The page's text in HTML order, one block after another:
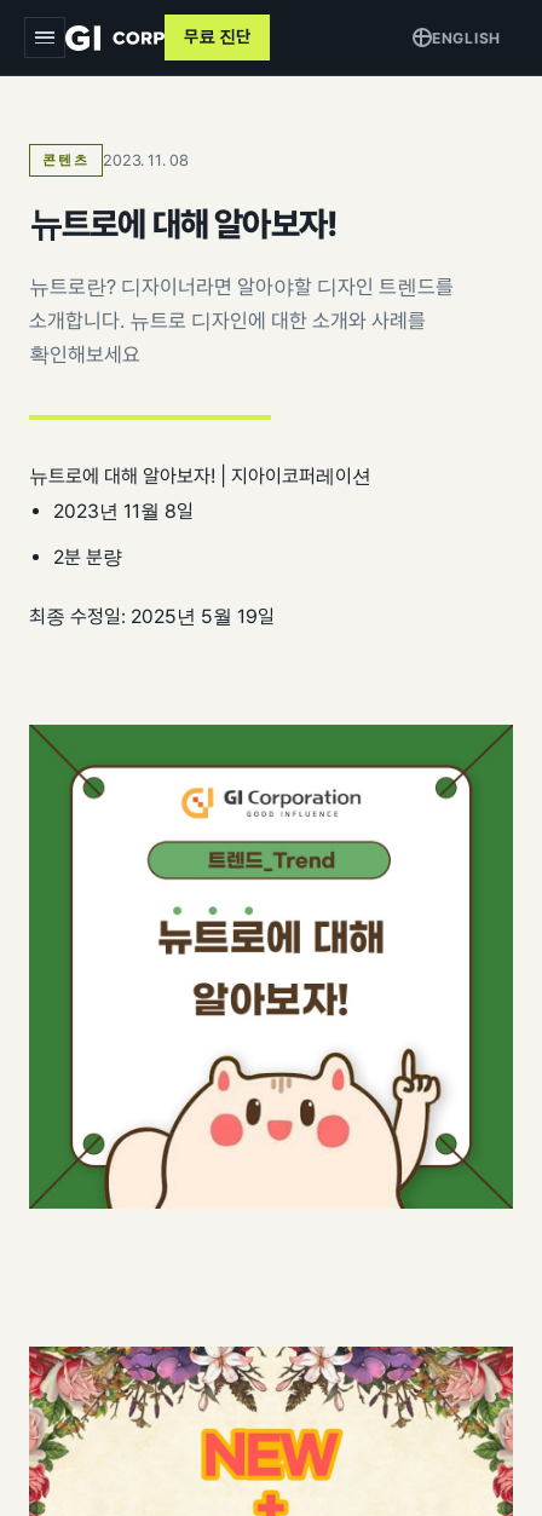
서비스
트래킹 & 애널리틱스
데이터 파이프라인
퍼포먼스 광고
AI 마케팅 시스템
목적별
커머스 매출 증대
브랜드 알리기
팀 내재화
교육
사례
인사이트
GI-Agent
GI-Radar ↗
ENGLISH
무료 진단
콘텐츠 2023. 11. 08
뉴트로에 대해 알아보자!
뉴트로란? 디자이너라면 알아야할 디자인 트렌드를
소개합니다. 뉴트로 디자인에 대한 소개와 사례를
확인해보세요
뉴트로에 대해 알아보자! | 지아이코퍼레이션
2023년 11월 8일
2분 분량
최종 수정일: 2025년 5월 19일